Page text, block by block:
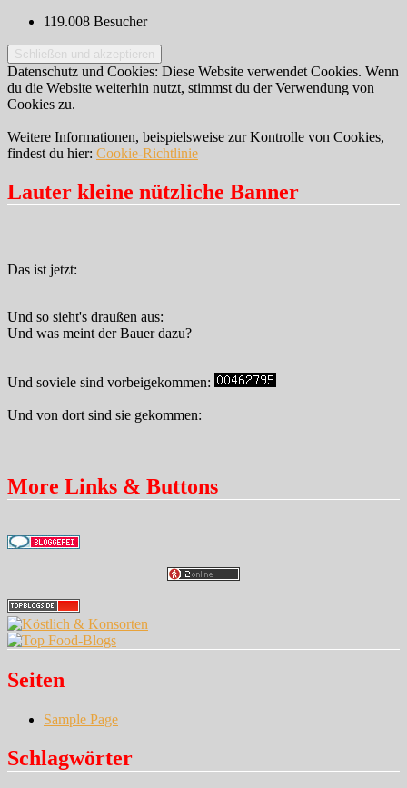
119.008 Besucher
Datenschutz und Cookies: Diese Website verwendet Cookies. Wenn
du die Website weiterhin nutzt, stimmst du der Verwendung von
Cookies zu.
Weitere Informationen, beispielsweise zur Kontrolle von Cookies,
findest du hier: Cookie-Richtlinie
Lauter kleine nützliche Banner
Das ist jetzt:
Und so sieht's draußen aus:
Und was meint der Bauer dazu?
Und soviele sind vorbeigekommen:
Und von dort sind sie gekommen:
More Links & Buttons
Seiten
Sample Page
Schlagwörter